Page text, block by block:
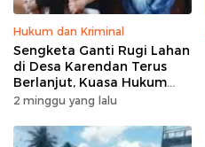
Hukum dan Kriminal
Sengketa Ganti Rugi Lahan
di Desa Karendan Terus
Berlanjut, Kuasa Hukum
Ajukan Kasasi
2 minggu yang lalu